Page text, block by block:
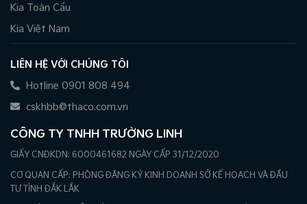
Kia Toàn Cầu
Kia Việt Nam
LIÊN HỆ VỚI CHÚNG TÔI
Hotline 0901 808 494
cskhbb@thaco.com.vn
CÔNG TY TNHH TRƯỜNG LINH
GIẤY CNĐKDN: 6000461682 NGÀY CẤP 31/12/2020
CƠ QUAN CẤP: PHÒNG ĐĂNG KÝ KINH DOANH SỞ KẾ HOẠCH VÀ ĐẦU
TƯ TỈNH ĐẮK LẮK